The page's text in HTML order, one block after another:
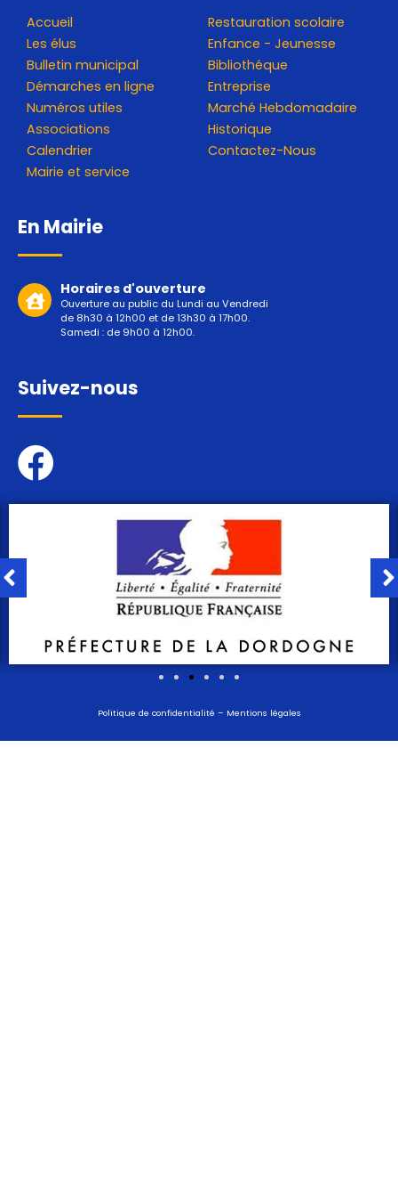
Accueil
Les élus
Bulletin municipal
Démarches en ligne
Numéros utiles
Associations
Calendrier
Mairie et service
Restauration scolaire
Enfance - Jeunesse
Bibliothéque
Entreprise
Marché Hebdomadaire
Historique
Contactez-Nous
En Mairie
Horaires d'ouverture
Ouverture au public du Lundi au Vendredi
de 8h30 à 12h00 et de 13h30 à 17h00.
Samedi : de 9h00 à 12h00.
Suivez-nous
Politique de confidentialité – Mentions légales